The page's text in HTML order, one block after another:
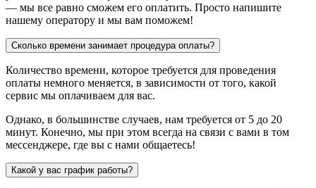
— мы все равно сможем его оплатить. Просто напишите
нашему оператору и мы вам поможем!
Сколько времени занимает процедура оплаты?
Количество времени, которое требуется для проведения
оплаты немного меняется, в зависимости от того, какой
сервис мы оплачиваем для вас.
Однако, в большинстве случаев, нам требуется от 5 до 20
минут. Конечно, мы при этом всегда на связи с вами в том
мессенджере, где вы с нами общаетесь!
Какой у вас график работы?